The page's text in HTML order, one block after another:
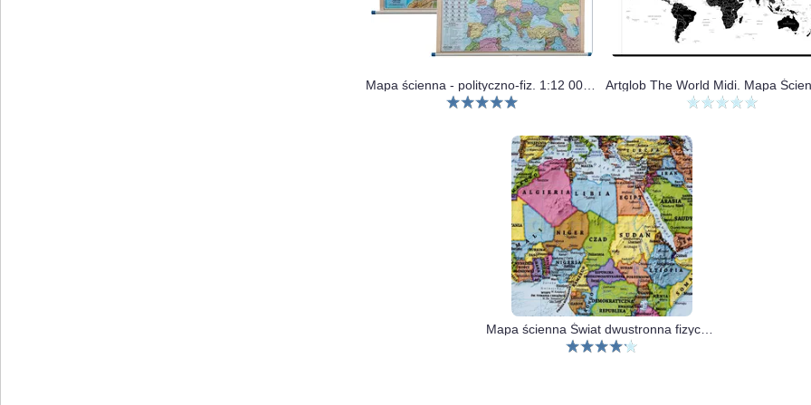
Mapa ścienna - polityczno-fiz. 1:12 000 000 Europa
Mapa ścienna Świat dwustronna fizyczno-polityczna 1:60 000 000